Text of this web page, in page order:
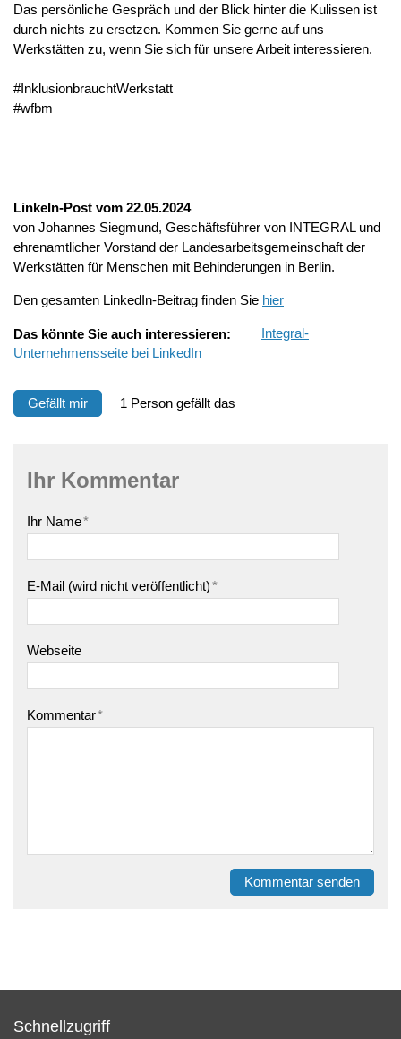
Das persönliche Gespräch und der Blick hinter die Kulissen ist
durch nichts zu ersetzen. Kommen Sie gerne auf uns
Werkstätten zu, wenn Sie sich für unsere Arbeit interessieren.
#InklusionbrauchtWerkstatt
#wfbm
LinkeIn-Post vom 22.05.2024
von Johannes Siegmund, Geschäftsführer von INTEGRAL und
ehrenamtlicher Vorstand der Landesarbeitsgemeinschaft der
Werkstätten für Menschen mit Behinderungen in Berlin.
Den gesamten LinkedIn-Beitrag finden Sie hier
Das könnte Sie auch interessieren:
Integral-
Unternehmensseite bei LinkedIn
Gefällt mir 1 Person gefällt das
Ihr Kommentar
Ihr Name*
E-Mail (wird nicht veröffentlicht)*
Webseite
Kommentar*
Kommentar senden
Schnellzugriff